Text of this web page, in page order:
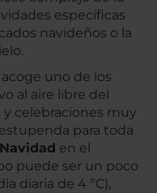
específicas
navideños o la
acoge uno de los
al aire libre del
celebraciones muy
para toda
en el
puede ser un poco
diaria de 4 ºC),